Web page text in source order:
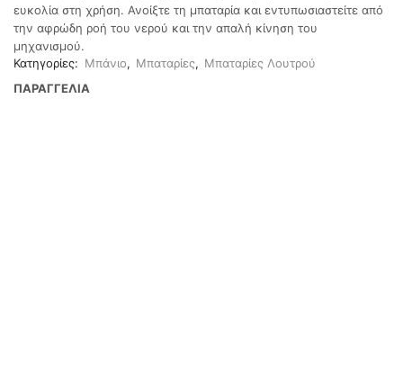
ευκολία στη χρήση. Ανοίξτε τη μπαταρία και εντυπωσιαστείτε από
την αφρώδη ροή του νερού και την απαλή κίνηση του
μηχανισμού.
Κατηγορίες: Μπάνιο, Μπαταρίες, Μπαταρίες Λουτρού
ΠΑΡΑΓΓΕΛΙΑ